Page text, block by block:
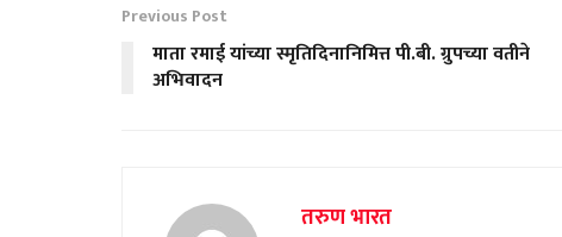
Previous Post
माता रमाई यांच्या स्मृतिदिनानिमित्त पी.बी. ग्रुपच्या वतीने
अभिवादन
तरुण भारत